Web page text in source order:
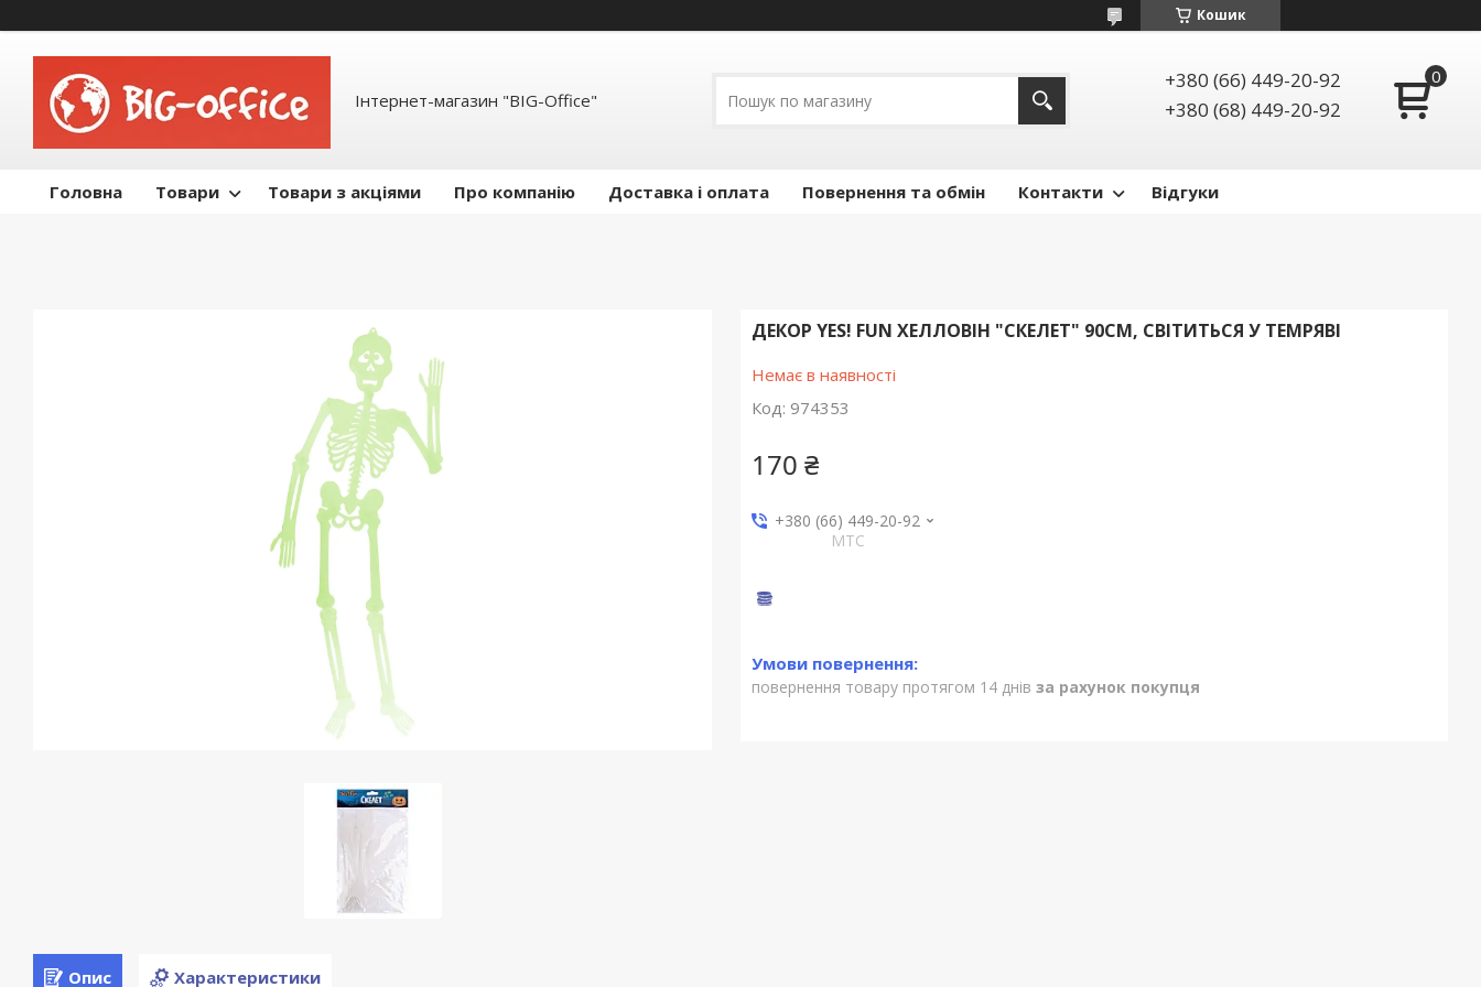
Кошик
Інтернет-магазин "BIG-Office"
+380 (66) 449-20-92
+380 (68) 449-20-92
Головна Товари Товари з акціями Про компанію Доставка і оплата Повернення та обмін Контакти Відгуки
ДЕКОР YES! FUN ХЕЛЛОВІН "СКЕЛЕТ" 90СМ, СВІТИТЬСЯ У ТЕМРЯВІ
Немає в наявності
Код: 974353
170 ₴
+380 (66) 449-20-92
МТС
повернення товару протягом 14 днів за рахунок покупця
Опис Характеристики